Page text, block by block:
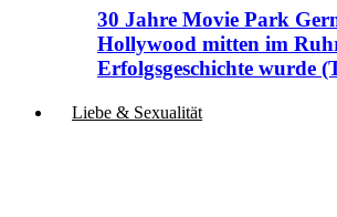
30 Jahre Movie Park
Hollywood mitten im
Erfolgsgeschichte wurde
Liebe & Sexualität